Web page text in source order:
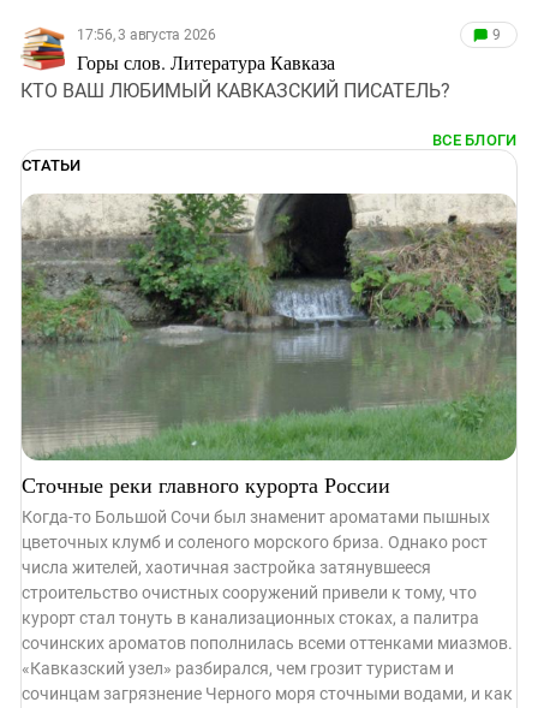
17:56, 3 августа 2026
Горы слов. Литература Кавказа
9
КТО ВАШ ЛЮБИМЫЙ КАВКАЗСКИЙ ПИСАТЕЛЬ?
ВСЕ БЛОГИ
СТАТЬИ
Сточные реки главного курорта России
Когда-то Большой Сочи был знаменит ароматами пышных
цветочных клумб и соленого морского бриза. Однако рост
числа жителей, хаотичная застройка затянувшееся
строительство очистных сооружений привели к тому, что
курорт стал тонуть в канализационных стоках, а палитра
сочинских ароматов пополнилась всеми оттенками миазмов.
«Кавказский узел» разбирался, чем грозит туристам и
сочинцам загрязнение Черного моря сточными водами, и как